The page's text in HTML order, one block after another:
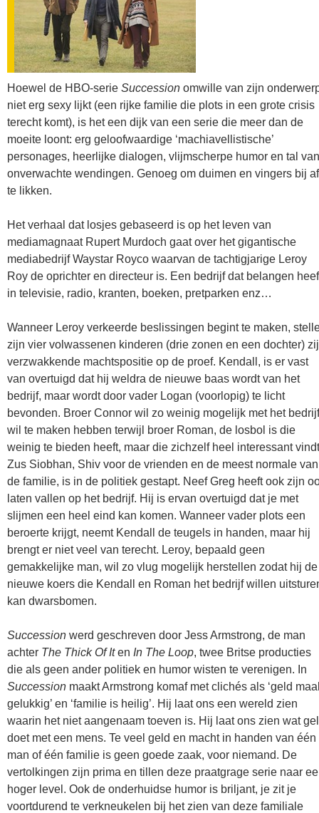
Hoewel de HBO-serie Succession omwille van zijn
niet erg sexy lijkt (een rijke familie die plots in een grote crisis
terecht komt), is het een dijk van een serie die meer dan de
moeite loont: erg geloofwaardige ‘machiavellistische’
personages, heerlijke dialogen, vlijmscherpe humor en tal van
onverwachte wendingen. Genoeg om duimen en vingers bij af
te likken.
Het verhaal dat losjes gebaseerd is op het leven van
mediamagnaat Rupert Murdoch gaat over het gigantische
mediabedrijf Waystar Royco waarvan de tachtigjarige Leroy
Roy de oprichter en directeur is. Een bedrijf dat belangen
in televisie, radio, kranten, boeken, pretparken enz…
Wanneer Leroy verkeerde beslissingen begint te maken,
zijn vier volwassenen kinderen (drie zonen en een dochter)
verzwakkende machtspositie op de proef. Kendall, is er vast
van overtuigd dat hij weldra de nieuwe baas wordt van het
bedrijf, maar wordt door vader Logan (voorlopig) te licht
bevonden. Broer Connor wil zo weinig mogelijk met het bedrijf
wil te maken hebben terwijl broer Roman, de losbol is die
weinig te bieden heeft, maar die zichzelf heel interessant
Zus Siobhan, Shiv voor de vrienden en de meest normale van
de familie, is in de politiek gestapt. Neef Greg heeft ook zijn
laten vallen op het bedrijf. Hij is ervan overtuigd dat je met
slijmen een heel eind kan komen. Wanneer vader plots een
beroerte krijgt, neemt Kendall de teugels in handen, maar hij
brengt er niet veel van terecht. Leroy, bepaald geen
gemakkelijke man, wil zo vlug mogelijk herstellen zodat hij de
nieuwe koers die Kendall en Roman het bedrijf willen
kan dwarsbomen.
Succession werd geschreven door Jess Armstrong, de man
achter The Thick Of Iten In The Loop, twee Britse producties
die als geen ander politiek en humor wisten te verenigen. In
Succession maakt Armstrong komaf met clichés als ‘geld
gelukkig’ en ‘familie is heilig’. Hij laat ons een wereld zien
waarin het niet aangenaam toeven is. Hij laat ons zien wat
doet met een mens. Te veel geld en macht in handen van één
man of één familie is geen goede zaak, voor niemand. De
vertolkingen zijn prima en tillen deze praatgrage serie naar
hoger level. Ook de onderhuidse humor is briljant, je zit je
voortdurend te verkneukelen bij het zien van deze familiale